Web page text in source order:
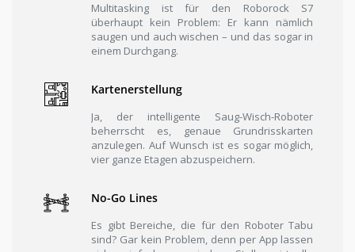
Multitasking ist für den Roborock S7
überhaupt kein Problem: Er kann nämlich
saugen und auch wischen – und das sogar in
einem Durchgang.
Kartenerstellung
Ja, der intelligente Saug-Wisch-Roboter
beherrscht es, genaue Grundrisskarten
anzulegen. Auf Wunsch ist es sogar möglich,
vier ganze Etagen abzuspeichern.
No-Go Lines
Es gibt Bereiche, die für den Roboter Tabu
sind? Gar kein Problem, denn per App lassen